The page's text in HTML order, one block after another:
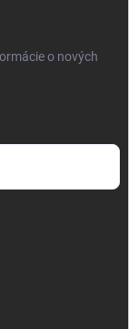
o nových